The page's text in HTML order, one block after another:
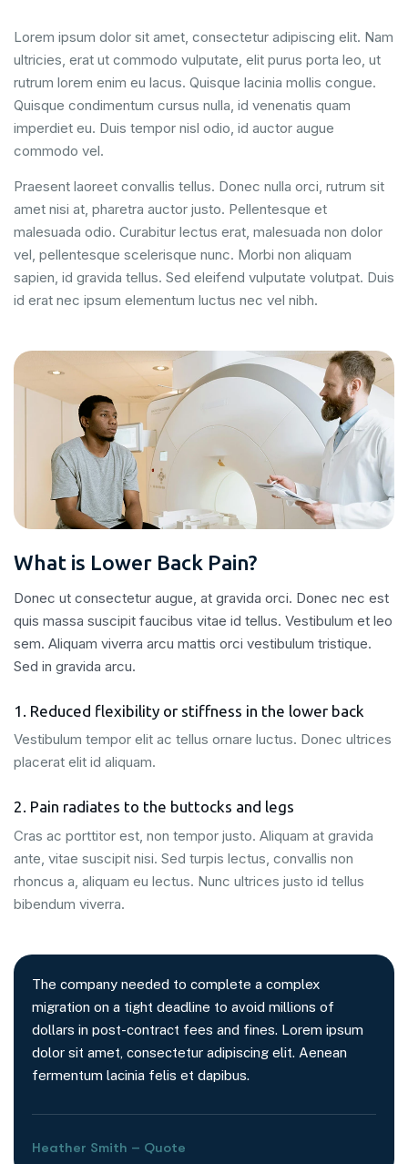
Lorem ipsum dolor sit amet, consectetur adipiscing elit. Nam
ultricies, erat ut commodo vulputate, elit purus porta leo, ut
rutrum lorem enim eu lacus. Quisque lacinia mollis congue.
Quisque condimentum cursus nulla, id venenatis quam
imperdiet eu. Duis tempor nisl odio, id auctor augue
commodo vel.
Praesent laoreet convallis tellus. Donec nulla orci, rutrum sit
amet nisi at, pharetra auctor justo. Pellentesque et
malesuada odio. Curabitur lectus erat, malesuada non dolor
vel, pellentesque scelerisque nunc. Morbi non aliquam
sapien, id gravida tellus. Sed eleifend vulputate volutpat. Duis
id erat nec ipsum elementum luctus nec vel nibh.
What is Lower Back Pain?
Donec ut consectetur augue, at gravida orci. Donec nec est
quis massa suscipit faucibus vitae id tellus. Vestibulum et leo
sem. Aliquam viverra arcu mattis orci vestibulum tristique.
Sed in gravida arcu.
1. Reduced flexibility or stiffness in the lower back
Vestibulum tempor elit ac tellus ornare luctus. Donec ultrices
placerat elit id aliquam.
2. Pain radiates to the buttocks and legs
Cras ac porttitor est, non tempor justo. Aliquam at gravida
ante, vitae suscipit nisi. Sed turpis lectus, convallis non
rhoncus a, aliquam eu lectus. Nunc ultrices justo id tellus
bibendum viverra.
The company needed to complete a complex
migration on a tight deadline to avoid millions of
dollars in post-contract fees and fines. Lorem ipsum
dolor sit amet, consectetur adipiscing elit. Aenean
fermentum lacinia felis et dapibus.
Heather Smith – Quote